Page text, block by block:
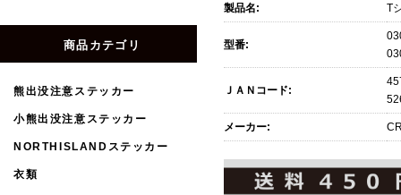
製品名: T
型番:
ＪＡＮコード:
メーカー:
商品カテゴリ
熊出没注意ステッカー
小熊出没注意ステッカー
NORTHISLANDステッカー
衣類